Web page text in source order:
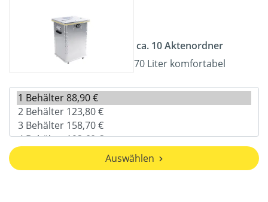
ca. 10 Aktenordner
70 Liter komfortabel
Auswählen